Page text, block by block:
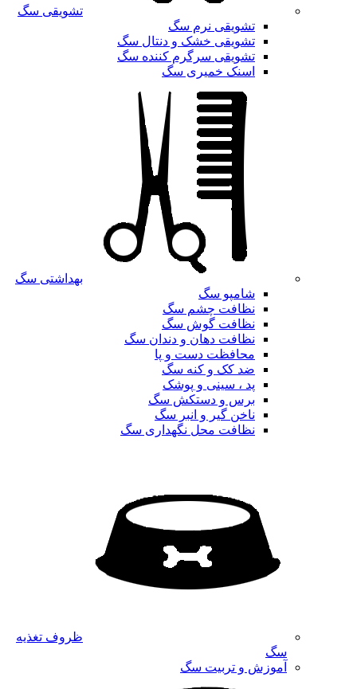
تشویقی سگ
تشویقی نرم سگ
تشویقی خشک و دنتال سگ
تشویقی سرگرم کننده سگ
اسنک خمیری سگ
بهداشتی سگ
شامپو سگ
نظافت چشم سگ
نظافت گوش سگ
نظافت دهان و دندان سگ
محافظت دست و پا
ضد کک و کنه سگ
پد ، سینی و پوشک
برس و دستکش سگ
ناخن گیر و انبر سگ
نظافت محل نگهداری سگ
ظروف تغذیه
سگ
آموزش و تربیت سگ